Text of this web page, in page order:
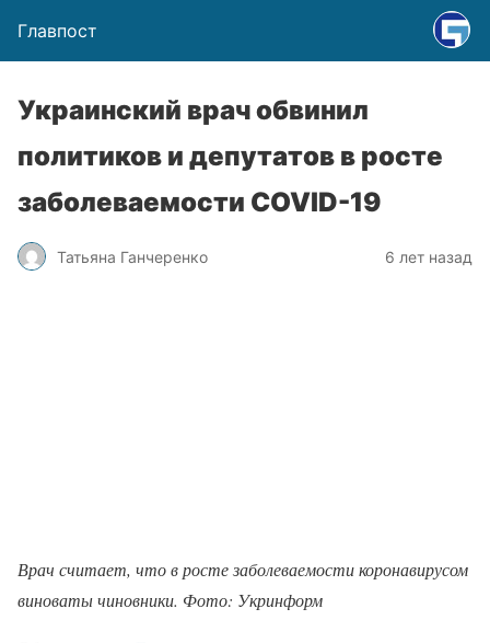
Главпост
Украинский врач обвинил
политиков и депутатов в росте
заболеваемости COVID-19
Татьяна Ганчеренко 6 лет назад
Врач считает, что в росте заболеваемости коронавирусом
виноваты чиновники. Фото: Укринформ